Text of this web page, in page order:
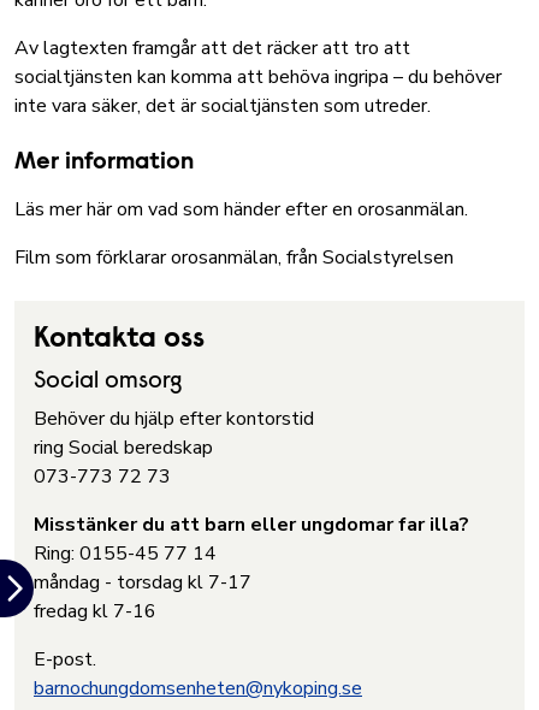
Av lagtexten framgår att det räcker att tro att
socialtjänsten kan komma att behöva ingripa – du behöver
inte vara säker, det är socialtjänsten som utreder.
Mer information
Läs mer här om vad som händer efter en orosanmälan.
Film som förklarar orosanmälan, från Socialstyrelsen
Kontakta oss
Social omsorg
Behöver du hjälp efter kontorstid
ring Social beredskap
073-773 72 73
Misstänker du att barn eller ungdomar far illa?
Ring: 0155-45 77 14
måndag - torsdag kl 7-17
fredag kl 7-16
E-post.
barnochungdomsenheten@nykoping.se